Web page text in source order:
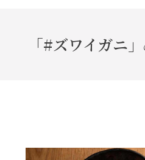
「#ズワイガニ」